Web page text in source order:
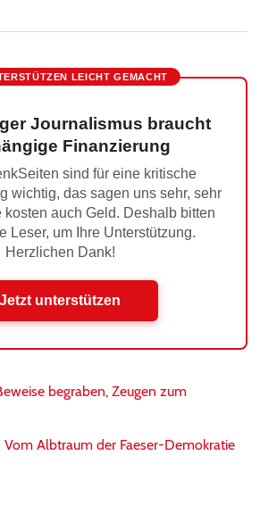
LEICHT GEMACHT
Journalismus braucht
Finanzierung
sind für eine kritische
wichtig, das sagen uns sehr, sehr
kosten auch Geld. Deshalb bitten
Leser, um Ihre Unterstützung.
Herzlichen Dank!
Jetzt unterstützen
begraben, Zeugen zum
Vom Albtraum der Faeser-Demokratie